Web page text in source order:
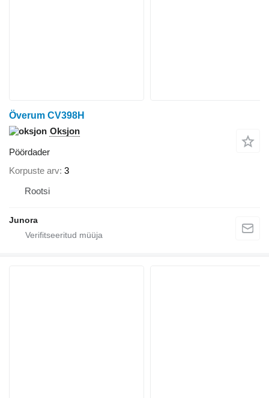
Överum CV398H
Oksjon
Pöördader
Korpuste arv 3
Rootsi
Junora